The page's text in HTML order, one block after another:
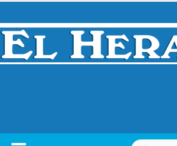
Skip
content